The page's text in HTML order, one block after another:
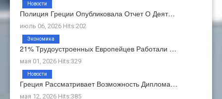
Полиция Греции Опубликовала Отчет О Деят…
июль 06, 2026 Hits:202
Новости
21% Трудоустроенных Европейцев Работали …
мая 01, 2026 Hits:329
Экономика
Греция Рассматривает Возможность Диплома…
мая 12, 2026 Hits:385
Новости